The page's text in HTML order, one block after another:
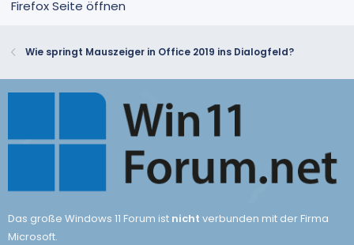
Firefox Seite öffnen
Wie springt Mauszeiger in Office 2019 ins Dialogfeld?
Das große Windows 11 Forum ist nicht verbunden mit der Firma
Microsoft.